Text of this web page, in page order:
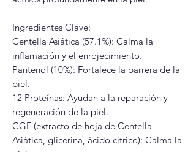
Ingredientes Clave:
Centella Asiática (57.1%): Calma la
inflamación y el enrojecimiento.
Pantenol (10%): Fortalece la barrera de la
piel.
12 Proteínas: Ayudan a la reparación y
regeneración de la piel.
CGF (extracto de hoja de Centella
Asiática, glicerina, ácido cítrico): Calma la
piel.